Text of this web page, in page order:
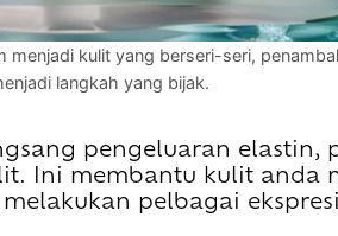
kulit yang berseri-seri,
langkah yang bijak.
pengeluaran elastin,
Ini membantu kulit anda
pelbagai